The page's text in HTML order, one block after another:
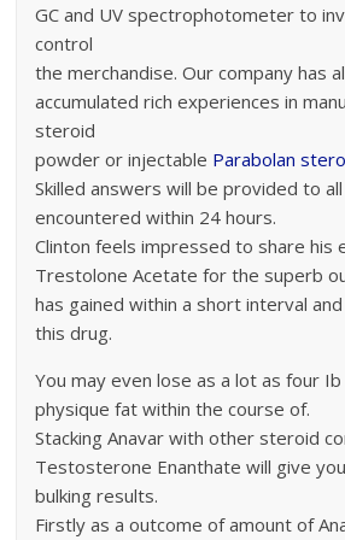
GC and UV spectrophotometer to
control
the merchandise. Our company has
accumulated rich experiences in
steroid
powder or injectable Parabolan
Skilled answers will be provided to
encountered within 24 hours.
Clinton feels impressed to share his
Trestolone Acetate for the superb
has gained within a short interval
this drug.
You may even lose as a lot as four
physique fat within the course of.
Stacking Anavar with other steroid
Testosterone Enanthate will give
bulking results.
Firstly as a outcome of amount of